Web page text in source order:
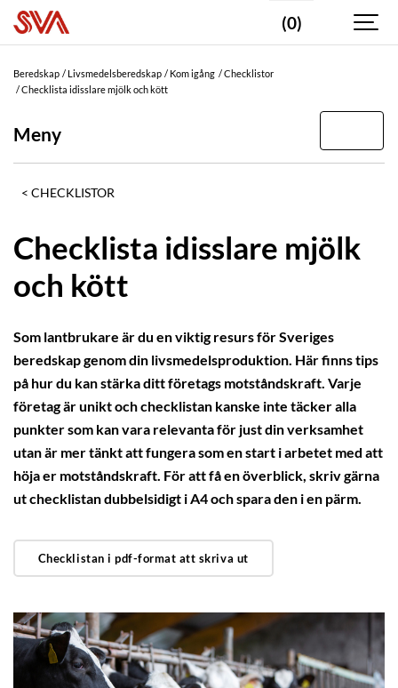
(0)
Beredskap Livsmedelsberedskap Kom igång
Checklistor
Checklista idisslare mjölk och kött
Meny
CHECKLISTOR
Checklista idisslare mjölk
och kött
Som lantbrukare är du en viktig resurs för Sveriges
beredskap genom din livsmedelsproduktion. Här finns tips
på hur du kan stärka ditt företags motståndskraft. Varje
företag är unikt och checklistan kanske inte täcker alla
punkter som kan vara relevanta för just din verksamhet
utan är mer tänkt att fungera som en start i arbetet med att
höja er motståndskraft. För att få en överblick, skriv gärna
ut checklistan dubbelsidigt i A4 och spara den i en pärm.
Checklistan i pdf-format att skriva ut